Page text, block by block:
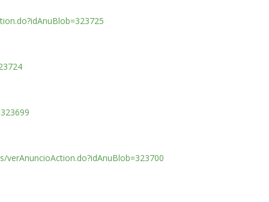
verAnuncioAction.do?idAnuBlob=323700